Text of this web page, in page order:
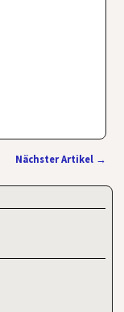
Nächster Artikel →